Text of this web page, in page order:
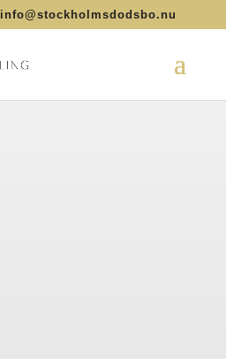
info@stockholmsdodsbo.nu